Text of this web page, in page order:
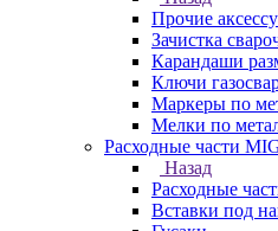
Прочие
Зачистка
Карандаши
Ключи
Маркеры по
Мелки по
Расходные части
Назад
Расходные
Вставки под